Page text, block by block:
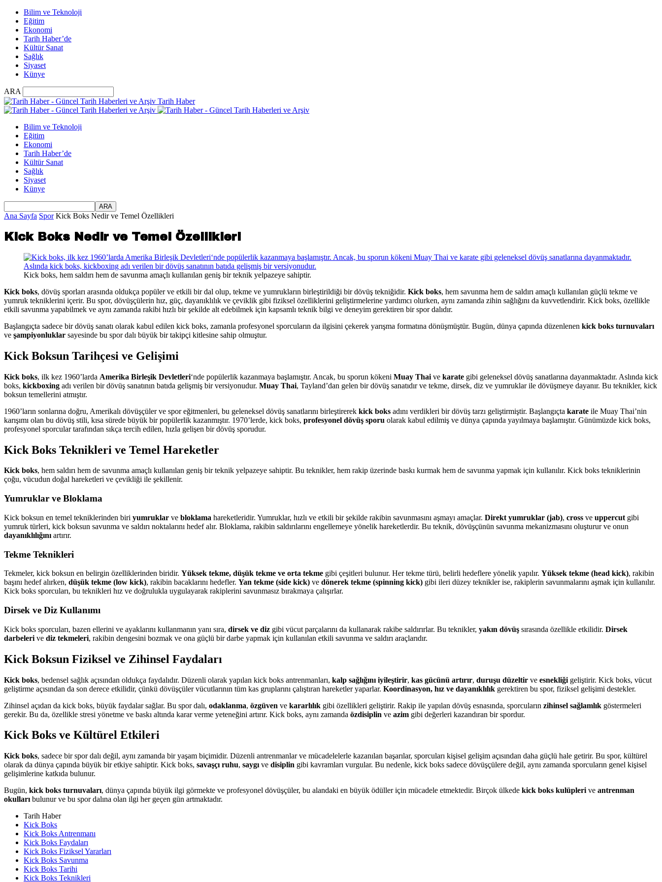
Bilim ve Teknoloji
Eğitim
Ekonomi
Tarih Haber’de
Kültür Sanat
Sağlık
Siyaset
Künye
ARA
Tarih Haber
Bilim ve Teknoloji
Eğitim
Ekonomi
Tarih Haber’de
Kültür Sanat
Sağlık
Siyaset
Künye
Ana Sayfa Spor Kick Boks Nedir ve Temel Özellikleri
Kick Boks Nedir ve Temel Özellikleri
Kick boks, hem saldırı hem de savunma amaçlı kullanılan geniş bir teknik yelpazeye sahiptir.
Kick boks, dövüş sporları arasında oldukça popüler ve etkili bir dal olup, tekme ve yumrukların birleştirildiği bir dövüş tekniğidir. Kick boks, hem savunma hem de saldırı amaçlı kullanılan güçlü tekme ve
yumruk tekniklerini içerir. Bu spor, dövüşçülerin hız, güç, dayanıklılık ve çeviklik gibi fiziksel özelliklerini geliştirmelerine yardımcı olurken, aynı zamanda zihin sağlığını da kuvvetlendirir. Kick boks, özellikle
etkili savunma yapabilmek ve aynı zamanda rakibi hızlı bir şekilde alt edebilmek için kapsamlı teknik bilgi ve deneyim gerektiren bir spor dalıdır.
Başlangıçta sadece bir dövüş sanatı olarak kabul edilen kick boks, zamanla profesyonel sporcuların da ilgisini çekerek yarışma formatına dönüşmüştür. Bugün, dünya çapında düzenlenen kick boks turnuvaları
ve şampiyonluklar sayesinde bu spor dalı büyük bir takipçi kitlesine sahip olmuştur.
Kick Boksun Tarihçesi ve Gelişimi
Kick boks, ilk kez 1960’larda Amerika Birleşik Devletleri‘nde popülerlik kazanmaya başlamıştır. Ancak, bu sporun kökeni Muay Thai ve karate gibi geleneksel dövüş sanatlarına dayanmaktadır. Aslında kick
boks, kickboxing adı verilen bir dövüş sanatının batıda gelişmiş bir versiyonudur. Muay Thai, Tayland’dan gelen bir dövüş sanatıdır ve tekme, dirsek, diz ve yumruklar ile dövüşmeye dayanır. Bu teknikler, kick
boksun temellerini atmıştır.
1960’ların sonlarına doğru, Amerikalı dövüşçüler ve spor eğitmenleri, bu geleneksel dövüş sanatlarını birleştirerek kick boks adını verdikleri bir dövüş tarzı geliştirmiştir. Başlangıçta karate ile Muay Thai’nin
karışımı olan bu dövüş stili, kısa sürede büyük bir popülerlik kazanmıştır. 1970’lerde, kick boks, profesyonel dövüş sporu olarak kabul edilmiş ve dünya çapında yayılmaya başlamıştır. Günümüzde kick boks,
profesyonel sporcular tarafından sıkça tercih edilen, hızla gelişen bir dövüş sporudur.
Kick Boks Teknikleri ve Temel Hareketler
Kick boks, hem saldırı hem de savunma amaçlı kullanılan geniş bir teknik yelpazeye sahiptir. Bu teknikler, hem rakip üzerinde baskı kurmak hem de savunma yapmak için kullanılır. Kick boks tekniklerinin
çoğu, vücudun doğal hareketleri ve çevikliği ile şekillenir.
Yumruklar ve Bloklama
Kick boksun en temel tekniklerinden biri yumruklar ve bloklama hareketleridir. Yumruklar, hızlı ve etkili bir şekilde rakibin savunmasını aşmayı amaçlar. Direkt yumruklar (jab), cross ve uppercut gibi
yumruk türleri, kick boksun savunma ve saldırı noktalarını hedef alır. Bloklama, rakibin saldırılarını engellemeye yönelik hareketlerdir. Bu teknik, dövüşçünün savunma mekanizmasını oluşturur ve onun
dayanıklılığını artırır.
Tekme Teknikleri
Tekmeler, kick boksun en belirgin özelliklerinden biridir. Yüksek tekme, düşük tekme ve orta tekme gibi çeşitleri bulunur. Her tekme türü, belirli hedeflere yönelik yapılır. Yüksek tekme (head kick), rakibin
başını hedef alırken, düşük tekme (low kick), rakibin bacaklarını hedefler. Yan tekme (side kick) ve dönerek tekme (spinning kick) gibi ileri düzey teknikler ise, rakiplerin savunmalarını aşmak için kullanılır.
Kick boks sporcuları, bu teknikleri hız ve doğrulukla uygulayarak rakiplerini savunmasız bırakmaya çalışırlar.
Dirsek ve Diz Kullanımı
Kick boks sporcuları, bazen ellerini ve ayaklarını kullanmanın yanı sıra, dirsek ve diz gibi vücut parçalarını da kullanarak rakibe saldırırlar. Bu teknikler, yakın dövüş sırasında özellikle etkilidir. Dirsek
darbeleri ve diz tekmeleri, rakibin dengesini bozmak ve ona güçlü bir darbe yapmak için kullanılan etkili savunma ve saldırı araçlarıdır.
Kick Boksun Fiziksel ve Zihinsel Faydaları
Kick boks, bedensel sağlık açısından oldukça faydalıdır. Düzenli olarak yapılan kick boks antrenmanları, kalp sağlığını iyileştirir, kas gücünü artırır, duruşu düzeltir ve esnekliği geliştirir. Kick boks, vücut
geliştirme açısından da son derece etkilidir, çünkü dövüşçüler vücutlarının tüm kas gruplarını çalıştıran hareketler yaparlar. Koordinasyon, hız ve dayanıklılık gerektiren bu spor, fiziksel gelişimi destekler.
Zihinsel açıdan da kick boks, büyük faydalar sağlar. Bu spor dalı, odaklanma, özgüven ve kararlılık gibi özellikleri geliştirir. Rakip ile yapılan dövüş esnasında, sporcuların zihinsel sağlamlık göstermeleri
gerekir. Bu da, özellikle stresi yönetme ve baskı altında karar verme yeteneğini artırır. Kick boks, aynı zamanda özdisiplin ve azim gibi değerleri kazandıran bir spordur.
Kick Boks ve Kültürel Etkileri
Kick boks, sadece bir spor dalı değil, aynı zamanda bir yaşam biçimidir. Düzenli antrenmanlar ve mücadelelerle kazanılan başarılar, sporcuları kişisel gelişim açısından daha güçlü hale getirir. Bu spor, kültürel
olarak da dünya çapında büyük bir etkiye sahiptir. Kick boks, savaşçı ruhu, saygı ve disiplin gibi kavramları vurgular. Bu nedenle, kick boks sadece dövüşçülere değil, aynı zamanda sporcuların genel kişisel
gelişimlerine katkıda bulunur.
Bugün, kick boks turnuvaları, dünya çapında büyük ilgi görmekte ve profesyonel dövüşçüler, bu alandaki en büyük ödüller için mücadele etmektedir. Birçok ülkede kick boks kulüpleri ve antrenman
okulları bulunur ve bu spor dalına olan ilgi her geçen gün artmaktadır.
Tarih Haber
Kick Boks
Kick Boks Antrenmanı
Kick Boks Faydaları
Kick Boks Fiziksel Yararları
Kick Boks Savunma
Kick Boks Tarihi
Kick Boks Teknikleri